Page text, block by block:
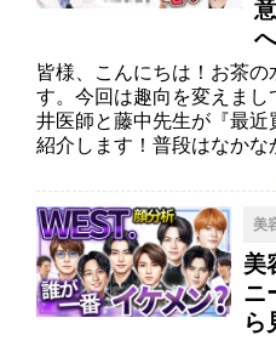
皆様、こんにちは！お茶
す。今回は趣向を変えま
井医師と藤中先生が『最
紹介します！普段はなか
美
美
ニ
ら